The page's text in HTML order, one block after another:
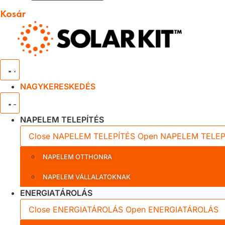
Kosár
NAGYKERESKEDÉS
NAPELEM TELEPÍTÉS
Close NAPELEM TELEPÍTÉS Open NAPELEM
NAPELEM OTTHONRA
NAPELEM VÁLLALATOKNAK
ENERGIATÁROLÁS
Close ENERGIATÁROLÁS Open ENERGIATÁROLÁS